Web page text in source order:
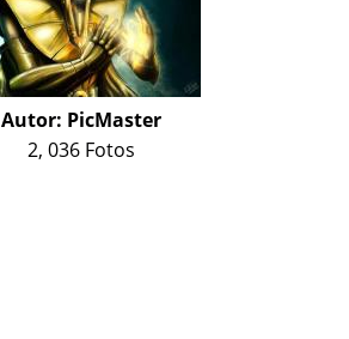
Autor: PicMaster
2, 036 Fotos